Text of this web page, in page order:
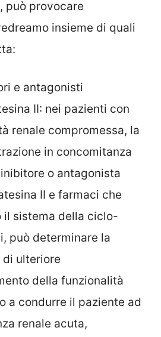
può provocare
insieme di quali
e antagonisti
II: nei pazienti con
renale compromessa, la
in concomitanza
inibitore o antagonista
II e farmaci che
il sistema della ciclo-
può determinare la
di ulteriore
della funzionalità
a condurre il paziente ad
renale acuta,